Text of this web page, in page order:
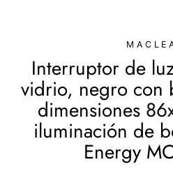
Interruptor de
vidrio, negro con
dimensiones
iluminación de
Energy